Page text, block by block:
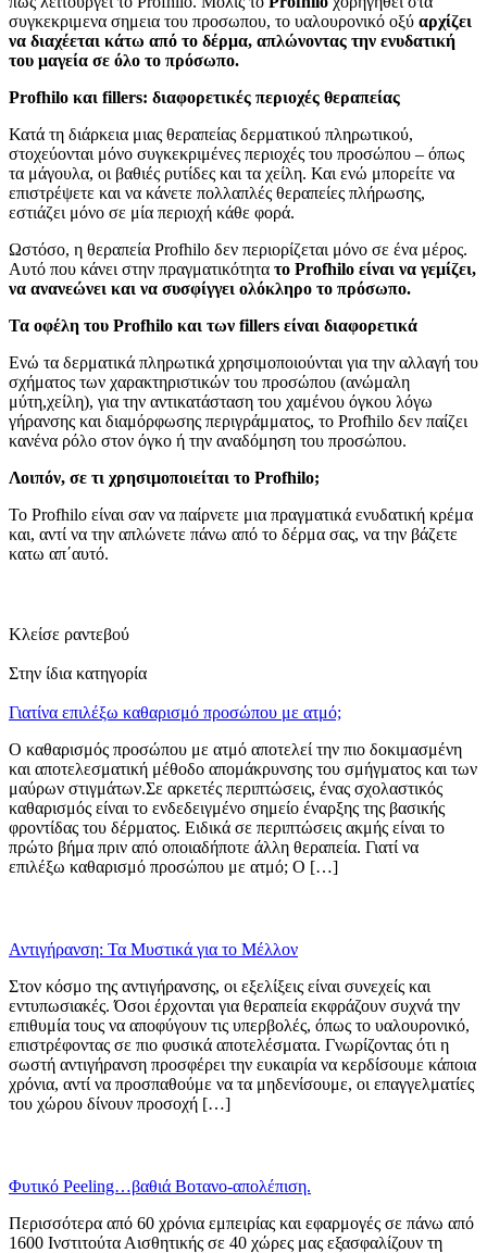
συγκεκριμενα σημεια του προσωπου, το υαλουρονικό οξύ αρχίζει
να διαχέεται κάτω από το δέρμα, απλώνοντας την ενυδατική
του μαγεία σε όλο το πρόσωπο.
Profhilo και fillers: διαφορετικές περιοχές θεραπείας
Κατά τη διάρκεια μιας θεραπείας δερματικού πληρωτικού,
στοχεύονται μόνο συγκεκριμένες περιοχές του προσώπου – όπως
τα μάγουλα, οι βαθιές ρυτίδες και τα χείλη. Και ενώ μπορείτε να
επιστρέψετε και να κάνετε πολλαπλές θεραπείες πλήρωσης,
εστιάζει μόνο σε μία περιοχή κάθε φορά.
Ωστόσο, η θεραπεία Profhilo δεν περιορίζεται μόνο σε ένα μέρος.
Αυτό που κάνει στην πραγματικότητα το Profhilo είναι να γεμίζει,
να ανανεώνει και να συσφίγγει ολόκληρο το πρόσωπο.
Τα οφέλη του Profhilo και των fillers είναι διαφορετικά
Ενώ τα δερματικά πληρωτικά χρησιμοποιούνται για την αλλαγή του
σχήματος των χαρακτηριστικών του προσώπου (ανώμαλη
μύτη,χείλη), για την αντικατάσταση του χαμένου όγκου λόγω
γήρανσης και διαμόρφωσης περιγράμματος, το Profhilo δεν παίζει
κανένα ρόλο στον όγκο ή την αναδόμηση του προσώπου.
Λοιπόν, σε τι χρησιμοποιείται το Profhilo;
Το Profhilo είναι σαν να παίρνετε μια πραγματικά ενυδατική κρέμα
και, αντί να την απλώνετε πάνω από το δέρμα σας, να την βάζετε
κατω απ΄αυτό.
Κλείσε ραντεβού
Στην ίδια κατηγορία
Γιατίνα επιλέξω καθαρισμό προσώπου με ατμό;
Ο καθαρισμός προσώπου με ατμό αποτελεί την πιο δοκιμασμένη
και αποτελεσματική μέθοδο απομάκρυνσης του σμήγματος και των
μαύρων στιγμάτων.Σε αρκετές περιπτώσεις, ένας σχολαστικός
καθαρισμός είναι το ενδεδειγμένο σημείο έναρξης της βασικής
φροντίδας του δέρματος. Ειδικά σε περιπτώσεις ακμής είναι το
πρώτο βήμα πριν από οποιαδήποτε άλλη θεραπεία. Γιατί να
επιλέξω καθαρισμό προσώπου με ατμό; Ο […]
Αντιγήρανση: Τα Μυστικά για το Μέλλον
Στον κόσμο της αντιγήρανσης, οι εξελίξεις είναι συνεχείς και
εντυπωσιακές. Όσοι έρχονται για θεραπεία εκφράζουν συχνά την
επιθυμία τους να αποφύγουν τις υπερβολές, όπως το υαλουρονικό,
επιστρέφοντας σε πιο φυσικά αποτελέσματα. Γνωρίζοντας ότι η
σωστή αντιγήρανση προσφέρει την ευκαιρία να κερδίσουμε κάποια
χρόνια, αντί να προσπαθούμε να τα μηδενίσουμε, οι επαγγελματίες
του χώρου δίνουν προσοχή […]
Φυτικό Peeling…βαθιά Βοτανο-απολέπιση.
Περισσότερα από 60 χρόνια εμπειρίας και εφαρμογές σε πάνω από
1600 Ινστιτούτα Αισθητικής σε 40 χώρες μας εξασφαλίζουν τη